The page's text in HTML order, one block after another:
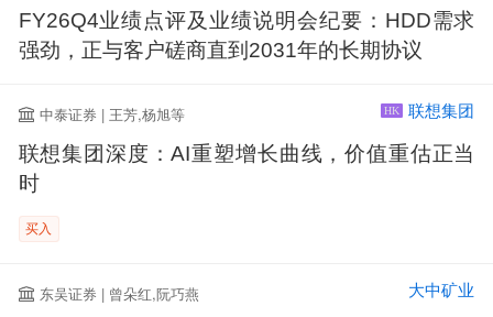
FY26Q4业绩点评及业绩说明会纪要：HDD需求
强劲，正与客户磋商直到2031年的长期协议
中泰证券 | 王芳,杨旭等 HK 联想集团
联想集团深度：AI重塑增长曲线，价值重估正当
时
买入
东吴证券 | 曾朵红,阮巧燕 大中矿业